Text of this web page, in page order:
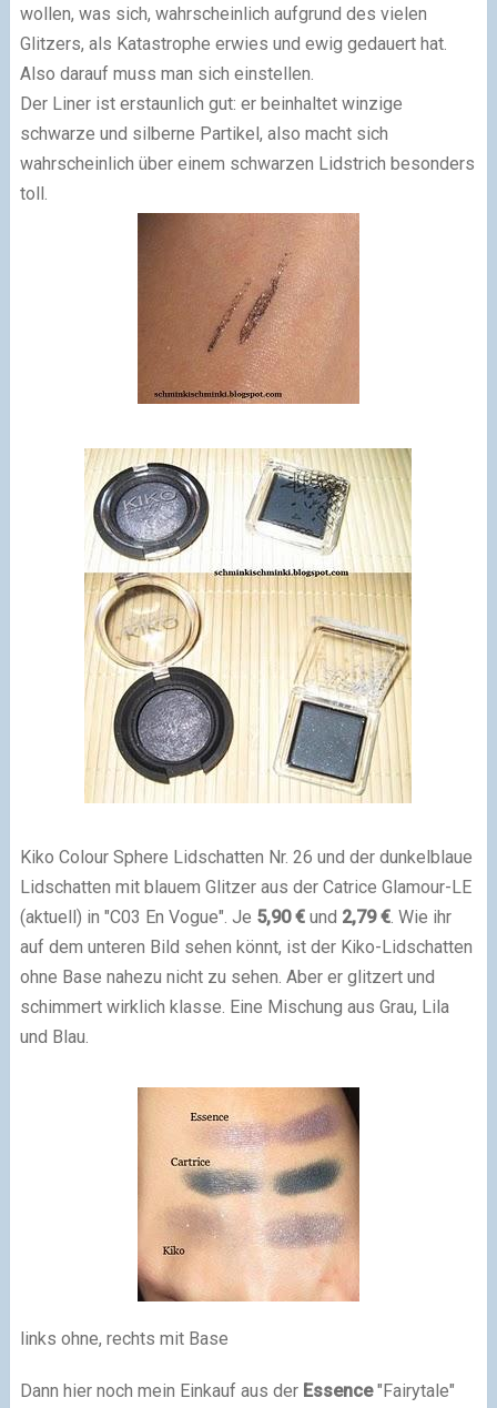
wollen, was sich, wahrscheinlich aufgrund des vielen
Glitzers, als Katastrophe erwies und ewig gedauert hat.
Also darauf muss man sich einstellen.
Der Liner ist erstaunlich gut: er beinhaltet winzige
schwarze und silberne Partikel, also macht sich
wahrscheinlich über einem schwarzen Lidstrich besonders
toll.
Kiko Colour Sphere Lidschatten Nr. 26 und der dunkelblaue
Lidschatten mit blauem Glitzer aus der Catrice Glamour-LE
(aktuell) in "C03 En Vogue". Je 5,90 €und 2,79 €. Wie ihr
auf dem unteren Bild sehen könnt, ist der Kiko-Lidschatten
ohne Base nahezu nicht zu sehen. Aber er glitzert und
schimmert wirklich klasse. Eine Mischung aus Grau, Lila
und Blau.
links ohne, rechts mit Base
Dann hier noch mein Einkauf aus der Essence"Fairytale"